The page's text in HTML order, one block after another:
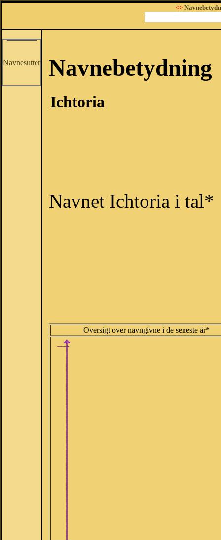
<>
Navnesutter Navnebetydning
Ichtoria
Navnet Ichtoria i tal*
Oversigt over navngivne i de seneste år*